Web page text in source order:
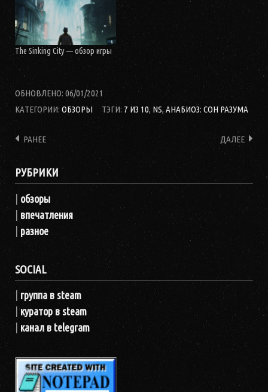
The Sinking City — обзор игры
ОБНОВЛЕНО: 06/01/2021
КАТЕГОРИИ: ОБЗОРЫ ТЭГИ: 7 ИЗ 10, NS,АНАБИОЗ: СОН РАЗУМА
РАНЕЕ ДАЛЕЕ
РУБРИКИ
обзоры
впечатления
разное
SOCIAL
|группа в steam
|куратор в steam
канал в telegram